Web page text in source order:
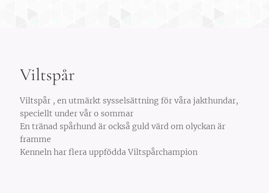
Viltspår
Viltspår , en utmärkt sysselsättning för våra jakthundar,
speciellt under vår o sommar
En tränad spårhund är också guld värd om olyckan är
framme
Kenneln har flera uppfödda Viltspårchampion